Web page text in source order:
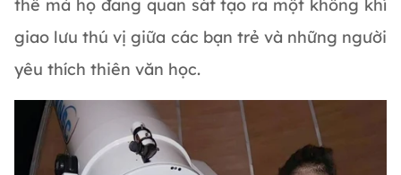
thể mà họ đang quan sát tạo ra một không khí
giao lưu thú vị giữa các bạn trẻ và những người
yêu thích thiên văn học.